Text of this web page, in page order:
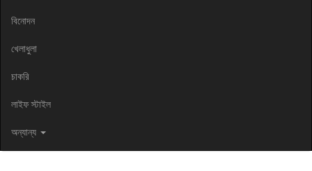
বিনোদন
খেলাধুলা
চাকরি
লাইফ স্টাইল
অন্যান্য